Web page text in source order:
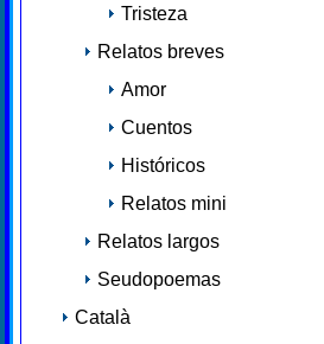
Tristeza
Relatos breves
Amor
Cuentos
Históricos
Relatos mini
Relatos largos
Seudopoemas
Català